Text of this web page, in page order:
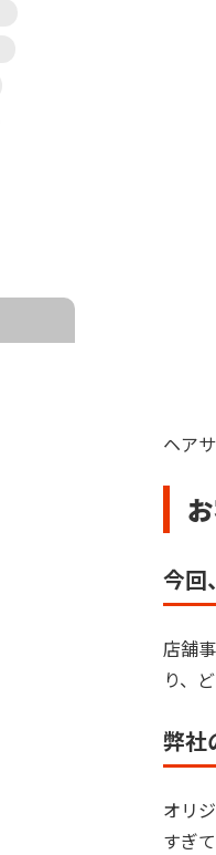
ヘア
今回
店舗
り、
弊社
オリ
すぎ